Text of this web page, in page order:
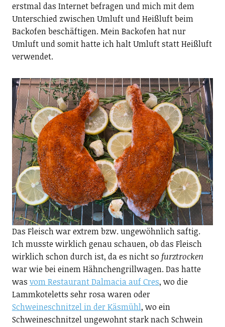
erstmal das Internet befragen und mich mit dem
Unterschied zwischen Umluft und Heißluft beim
Backofen beschäftigen. Mein Backofen hat nur
Umluft und somit hatte ich halt Umluft statt Heißluft
verwendet.
Das Fleisch war extrem bzw. ungewöhnlich saftig.
Ich musste wirklich genau schauen, ob das Fleisch
wirklich schon durch ist, da es nicht so furztrocken
war wie bei einem Hähnchengrillwagen. Das hatte
was vom Restaurant Dalmacia auf Cres, wo die
Lammkoteletts sehr rosa waren oder
Schweineschnitzel in der Käsmühl, wo ein
Schweineschnitzel ungewohnt stark nach Schwein